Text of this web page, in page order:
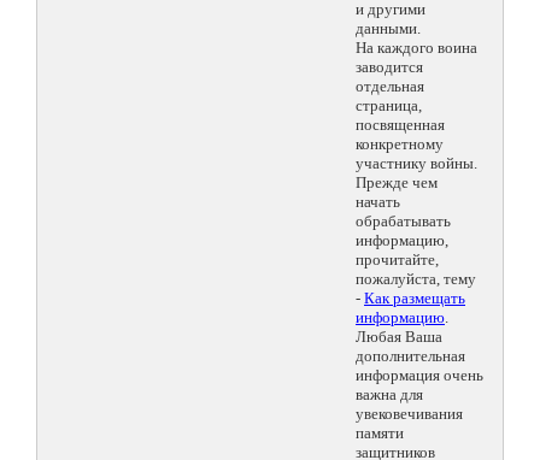
и другими
данными.
На каждого воина
заводится
отдельная
страница,
посвященная
конкретному
участнику войны.
Прежде чем
начать
обрабатывать
информацию,
прочитайте,
пожалуйста, тему
- Как размещать
информацию.
Любая Ваша
дополнительная
информация очень
важна для
увековечивания
памяти
защитников